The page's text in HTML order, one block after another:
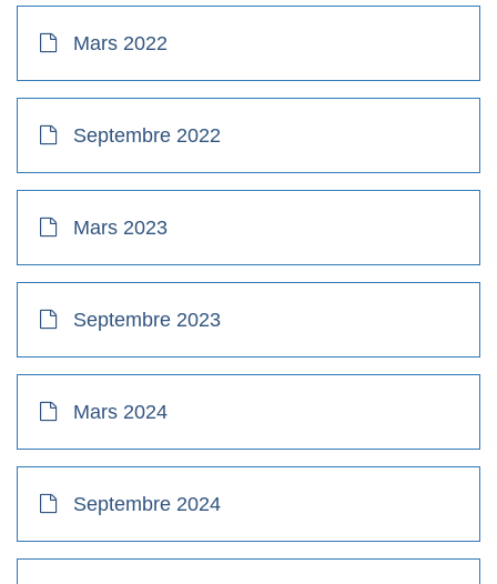
Mars 2022
Septembre 2022
Mars 2023
Septembre 2023
Mars 2024
Septembre 2024